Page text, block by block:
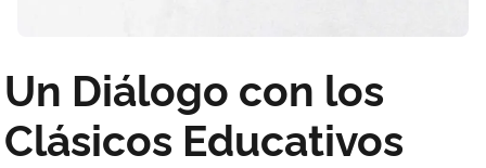
Un Diálogo con los
Clásicos Educativos